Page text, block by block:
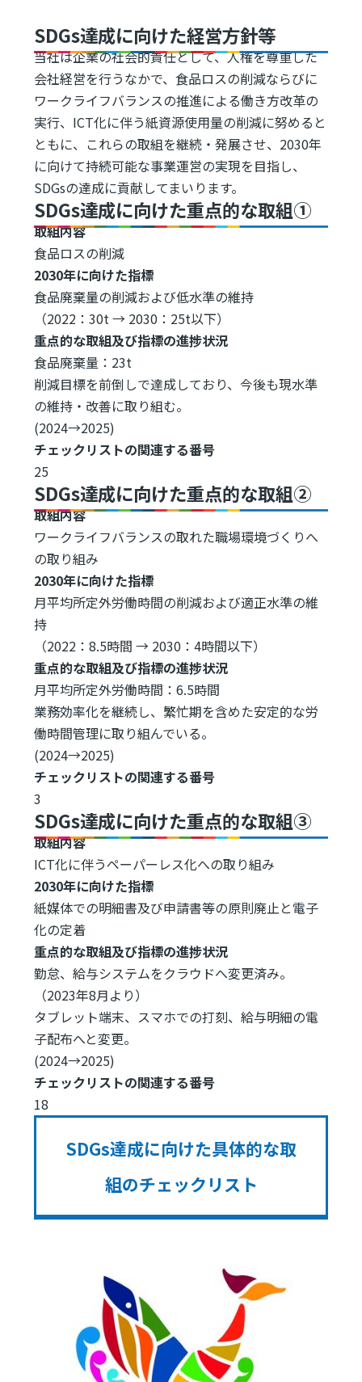
SDGs達成に向けた経営方針等
当社は企業の社会的責任として、人権を尊重した
会社経営を行うなかで、食品ロスの削減ならびに
ワークライフバランスの推進による働き方改革の
実行、ICT化に伴う紙資源使用量の削減に努めると
ともに、これらの取組を継続・発展させ、2030年
に向けて持続可能な事業運営の実現を目指し、
SDGsの達成に貢献してまいります。
SDGs達成に向けた重点的な取組①
取組内容
食品ロスの削減
2030年に向けた指標
食品廃棄量の削減および低水準の維持
（2022：30t → 2030：25t以下）
重点的な取組及び指標の進捗状況
食品廃棄量：23t
削減目標を前倒しで達成しており、今後も現水準
の維持・改善に取り組む。
(2024→2025)
チェックリストの関連する番号
25
SDGs達成に向けた重点的な取組②
取組内容
ワークライフバランスの取れた職場環境づくりへ
の取り組み
2030年に向けた指標
月平均所定外労働時間の削減および適正水準の維
持
（2022：8.5時間 → 2030：4時間以下）
重点的な取組及び指標の進捗状況
月平均所定外労働時間：6.5時間
業務効率化を継続し、繁忙期を含めた安定的な労
働時間管理に取り組んでいる。
(2024→2025)
チェックリストの関連する番号
3
SDGs達成に向けた重点的な取組③
取組内容
ICT化に伴うペーパーレス化への取り組み
2030年に向けた指標
紙媒体での明細書及び申請書等の原則廃止と電子
化の定着
重点的な取組及び指標の進捗状況
勤怠、給与システムをクラウドへ変更済み。
（2023年8月より）
タブレット端末、スマホでの打刻、給与明細の電
子配布へと変更。
(2024→2025)
チェックリストの関連する番号
18
SDGs達成に向けた具体的な取
組のチェックリスト